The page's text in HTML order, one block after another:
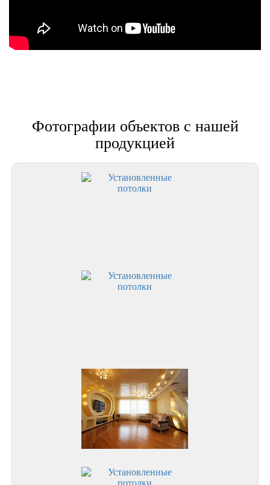
Фотографии объектов с нашей
продукцией